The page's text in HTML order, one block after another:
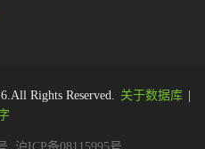
Rights Reserved. 关于数据库